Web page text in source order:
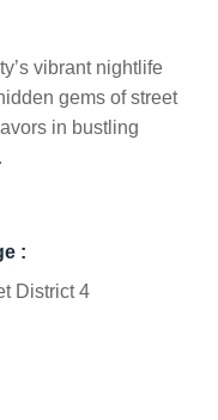
vibrant nightlife
gems of street
in bustling
:
District 4